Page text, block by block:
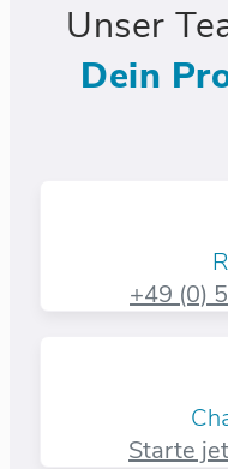
Unser
Dein
+49 (0)
Starte